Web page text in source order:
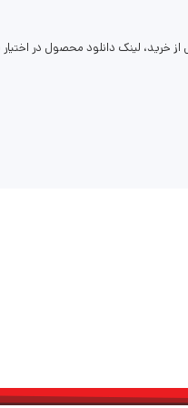
لینک دانلود محصول در